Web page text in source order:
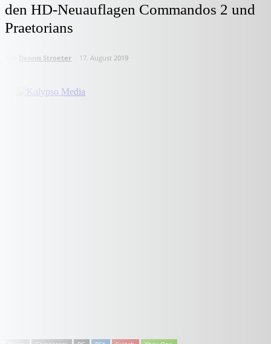
den HD-Neuauflagen Commandos 2 und
Praetorians
Dennis Stroeter 17. August 2019